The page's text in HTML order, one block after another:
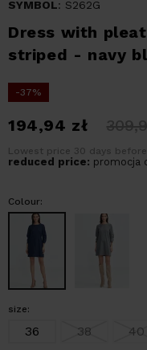
SYMBOL: S262G
Dress with
striped - navy
-37%
194,94 zł
Lowest price 30 days
reduced price: promocja
Colour:
size:
36 38 40